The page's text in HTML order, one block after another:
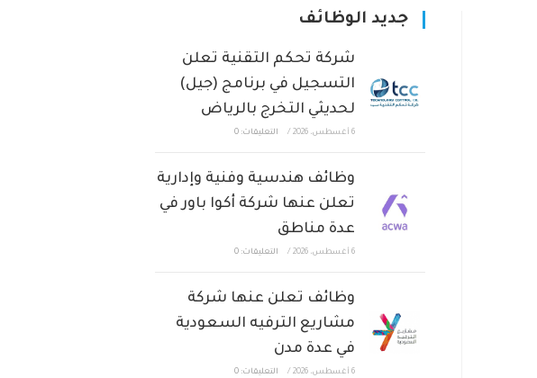
جديد الوظائف
شركة تحكم التقنية تعلن
التسجيل في برنامج (جيل)
لحديثي التخرج بالرياض
6 أغسطس، 2026 / التعليقات: 0
وظائف هندسية وفنية وإدارية
تعلن عنها شركة أكوا باور في
عدة مناطق
6 أغسطس، 2026 / التعليقات: 0
وظائف تعلن عنها شركة
مشاريع الترفيه السعودية
في عدة مدن
6 أغسطس، 2026 / التعليقات: 0